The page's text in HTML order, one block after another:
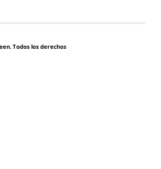
Todos los derechos